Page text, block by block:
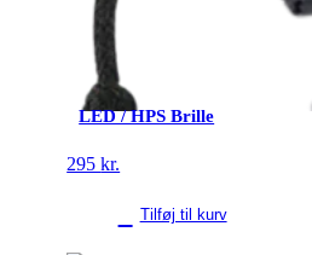
LED / HPS Brille
295kr.
Tilføj til kurv